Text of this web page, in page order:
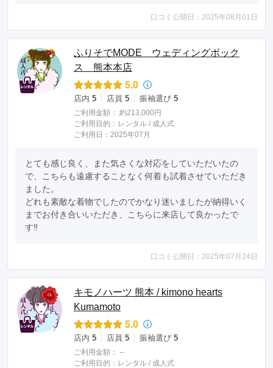
口コミ公開日：2025年08月01日
ふりそでMODE ウェディングボック
ス 熊本本店
5.0
店内 5 店員 5 振袖選び 5
ご利用金額： 約213,000円
ご利用目的： レンタル / 成人式
ご利用日：2025年07月
とても感じ良く、また気さくな対応をしていただいたの
で、こちらも遠慮することなく何着も試着させていただき
ました。
どれも素敵な着物でしたのでかなり迷いましたが納得いく
までお付き合いいただき、こちらに来店して良かったで
す‼︎
口コミ公開日：2025年07月24日
キモノハーツ 熊本 / kimono hearts
Kumamoto
5.0
店内 5 店員 5 振袖選び 5
ご利用金額： --
ご利用目的： レンタル / 成人式